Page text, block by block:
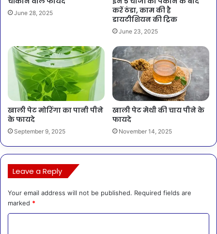
June 28, 2025
करें ठंडा, काम की है
डायटीशियन की ट्रिक
June 23, 2025
खाली पेट मोरिंगा का पानी पीने
के फायदे
September 9, 2025
खाली पेट मेथी की चाय पीने के
फायदे
November 14, 2025
Leave a Reply
Your email address will not be published. Required fields are
marked *